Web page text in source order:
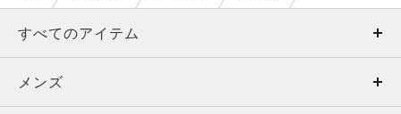
すべてのアイテム
メンズ
メンズ